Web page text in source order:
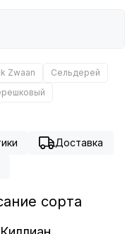
Zwaan
Сельдерей
Доставка
сорта